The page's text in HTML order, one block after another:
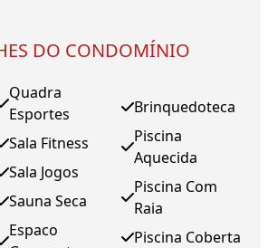
DO CONDOMÍNIO
Quadra
Esportes
Sala Fitness
Sala Jogos
Sauna Seca
Espaco
Brinquedoteca
Piscina
Aquecida
Piscina Com
Raia
Piscina Coberta